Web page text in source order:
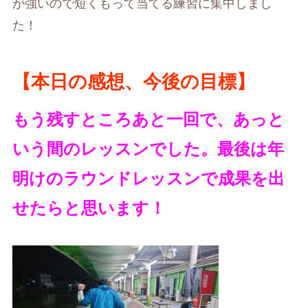
が強いので短くもって当てる練習に集中しまし
た！
【本日の感想、今後の目標】
もう残すところあと一回で、あっと
いう間のレッスンでした。最後は年
明けのラウンドレッスンで成果を出
せたらと思います！